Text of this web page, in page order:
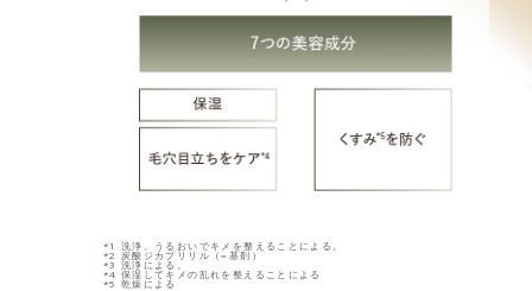
*1 洗浄、うるおいでキメを整えることによる。
*2 炭酸ジカプリリル（=基剤）
*3 洗浄による。
*4 保湿してキメの乱れを整えることによる
*5 乾燥による